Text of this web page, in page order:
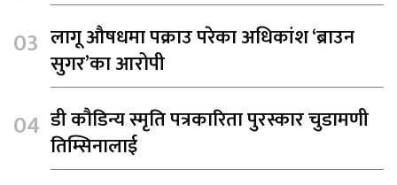
लागू औषधमा पक्राउ परेका अधिकांश ‘ब्राउन
सुगर’का आरोपी
डी कौडिन्य स्मृति पत्रकारिता पुरस्कार चुडामणी
तिम्सिनालाई